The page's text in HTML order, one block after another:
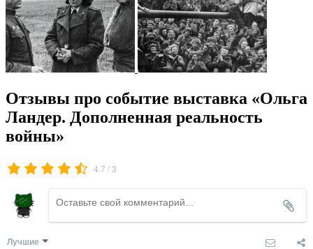
Отзывы про событие выставка «Ольга
Ландер. Дополненная реальность
войны»
4.7 /3
Лучшие